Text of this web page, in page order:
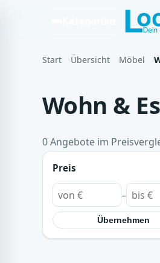
Start Übersicht Möbel
Wohn &
0 Angebote im
Preis
–
Übernehmen